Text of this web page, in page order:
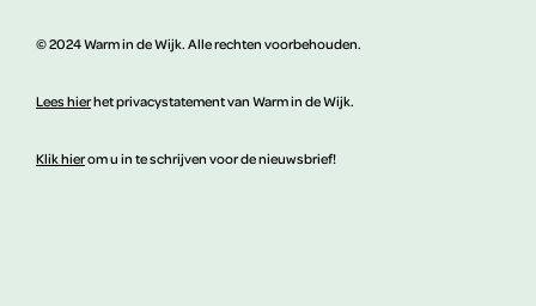
© 2024 Warm in de Wijk. Alle rechten voorbehouden.
Lees hierhet privacystatement van Warm in de Wijk.
Klik hierom u in te schrijven voor de nieuwsbrief!